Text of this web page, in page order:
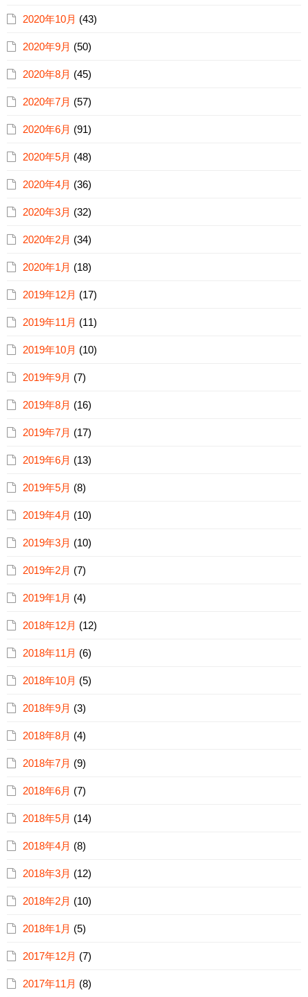
2020年10月 (43)
2020年9月 (50)
2020年8月 (45)
2020年7月 (57)
2020年6月 (91)
2020年5月 (48)
2020年4月 (36)
2020年3月 (32)
2020年2月 (34)
2020年1月 (18)
2019年12月 (17)
2019年11月 (11)
2019年10月 (10)
2019年9月 (7)
2019年8月 (16)
2019年7月 (17)
2019年6月 (13)
2019年5月 (8)
2019年4月 (10)
2019年3月 (10)
2019年2月 (7)
2019年1月 (4)
2018年12月 (12)
2018年11月 (6)
2018年10月 (5)
2018年9月 (3)
2018年8月 (4)
2018年7月 (9)
2018年6月 (7)
2018年5月 (14)
2018年4月 (8)
2018年3月 (12)
2018年2月 (10)
2018年1月 (5)
2017年12月 (7)
2017年11月 (8)